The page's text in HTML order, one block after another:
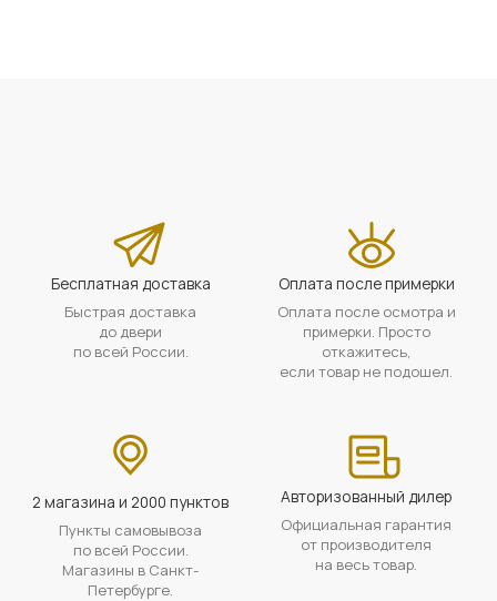
Бесплатная доставка
Быстрая доставка
до двери
по всей России.
Оплата после примерки
Оплата после осмотра и
примерки. Просто
откажитесь,
если товар не подошел.
2 магазина и 2000 пунктов
Пункты самовывоза
по всей России.
Магазины в Санкт-
Петербурге.
Авторизованный дилер
Официальная гарантия
от производителя
на весь товар.